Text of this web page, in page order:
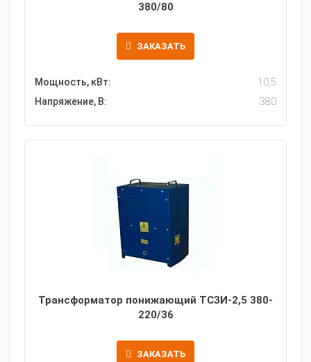
380/80
ЗАКАЗАТЬ
Мощность, кВт:
10,5
Напряжение, В:
380
Трансформатор понижающий ТСЗИ-2,5 380-
220/36
ЗАКАЗАТЬ